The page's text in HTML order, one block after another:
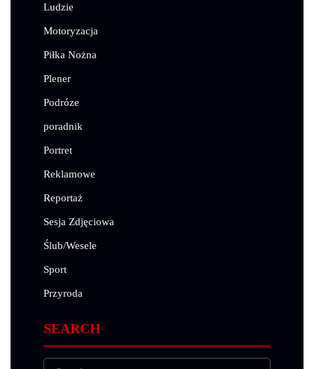
Ludzie
Motoryzacja
Piłka Nożna
Plener
Podróze
poradnik
Portret
Reklamowe
Reportaż
Sesja Zdjęciowa
Ślub/Wesele
Sport
Przyroda
SEARCH